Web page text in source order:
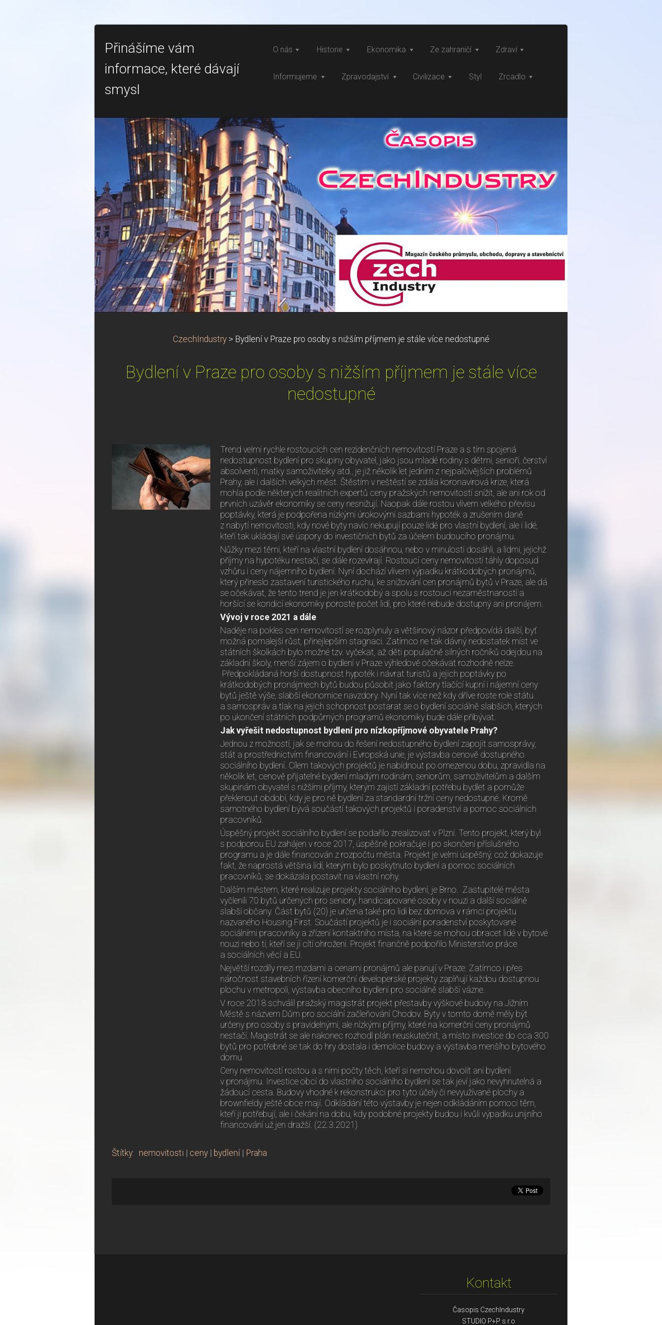
Přinášíme vám
informace, které dávají
smysl
O nás Historie Ekonomika Ze zahraničí Zdraví
Informujeme Zpravodajství Civilizace Styl Zrcadlo
CzechIndustry > Bydlení v Praze pro osoby s nižším příjmem je stále více nedostupné
Bydlení v Praze pro osoby s nižším příjmem je stále více
nedostupné
Trend velmi rychle rostoucích cen rezidenčních nemovitostí Praze a s tím spojená
nedostupnost bydlení pro skupiny obyvatel, jako jsou mladé rodiny s dětmi, senioři, čerství
absolventi, matky samoživitelky atd., je již několik let jedním z nejpalčivějších problémů
Prahy, ale i dalších velkých měst. Štěstím v neštěstí se zdála koronavirová krize, která
mohla podle některých realitních expertů ceny pražských nemovitostí snížit, ale ani rok od
prvních uzávěr ekonomiky se ceny nesnižují. Naopak dále rostou vlivem velkého převisu
poptávky, která je podpořena nízkými úrokovými sazbami hypoték a zrušením daně
z nabytí nemovitosti, kdy nové byty navíc nekupují pouze lidé pro vlastní bydlení, ale i lidé,
kteří tak ukládají své úspory do investičních bytů za účelem budoucího pronájmu.
Nůžky mezi těmi, kteří na vlastní bydlení dosáhnou, nebo v minulosti dosáhli, a lidmi, jejichž
příjmy na hypotéku nestačí, se dále rozevírají. Rostoucí ceny nemovitostí táhly doposud
vzhůru i ceny nájemního bydlení. Nyní dochází vlivem výpadku krátkodobých pronájmů,
který přineslo zastavení turistického ruchu, ke snižování cen pronájmů bytů v Praze, ale dá
se očekávat, že tento trend je jen krátkodobý a spolu s rostoucí nezaměstnaností a
horšící se kondicí ekonomiky poroste počet lidí, pro které nebude dostupný ani pronájem.
Vývoj v roce 2021 a dále
Naděje na pokles cen nemovitostí se rozplynuly a většinový názor předpovídá další, byť
možná pomalejší růst, přinejlepším stagnaci. Zatímco ne tak dávný nedostatek míst ve
státních školkách bylo možné tzv. vyčekat, až děti populačně silných ročníků odejdou na
základní školy, menší zájem o bydlení v Praze výhledově očekávat rozhodně nelze.
Předpokládaná horší dostupnost hypoték i návrat turistů a jejich poptávky po
krátkodobých pronájmech bytů budou působit jako faktory tlačící kupní i nájemní ceny
bytů ještě výše, slabší ekonomice navzdory. Nyní tak více než kdy dříve roste role státu
a samospráv a tlak na jejich schopnost postarat se o bydlení sociálně slabších, kterých
po ukončení státních podpůrných programů ekonomiky bude dále přibývat.
Jak vyřešit nedostupnost bydlení pro nízkopříjmové obyvatele Prahy?
Jednou z možností, jak se mohou do řešení nedostupného bydlení zapojit samosprávy,
stát a prostřednictvím financování i Evropská unie, je výstavba cenově dostupného
sociálního bydlení. Cílem takových projektů je nabídnout po omezenou dobu, zpravidla na
několik let, cenově přijatelné bydlení mladým rodinám, seniorům, samoživitelům a dalším
skupinám obyvatel s nižšími příjmy, kterým zajistí základní potřebu bydlet a pomůže
překlenout období, kdy je pro ně bydlení za standardní tržní ceny nedostupné. Kromě
samotného bydlení bývá součástí takových projektů i poradenství a pomoc sociálních
pracovníků.
Úspěšný projekt sociálního bydlení se podařilo zrealizovat v Plzni. Tento projekt, který byl
s podporou EU zahájen v roce 2017, úspěšně pokračuje i po skončení příslušného
programu a je dále financován z rozpočtu města. Projekt je velmi úspěšný, což dokazuje
fakt, že naprostá většina lidí, kterým bylo poskytnuto bydlení a pomoc sociálních
pracovníků, se dokázala postavit na vlastní nohy.
Dalším městem, které realizuje projekty sociálního bydlení, je Brno. Zastupitelé města
vyčlenili 70 bytů určených pro seniory, handicapované osoby v nouzi a další sociálně
slabší občany. Část bytů (20) je určena také pro lidi bez domova v rámci projektu
nazvaného Housing First. Součástí projektů je i sociální poradenství poskytované
sociálními pracovníky a zřízení kontaktního místa, na které se mohou obracet lidé v bytové
nouzi nebo ti, kteří se jí cítí ohroženi. Projekt finančně podpořilo Ministerstvo práce
a sociálních věcí a EU.
Největší rozdíly mezi mzdami a cenami pronájmů ale panují v Praze. Zatímco i přes
náročnost stavebních řízení komerční developerské projekty zaplňují každou dostupnou
plochu v metropoli, výstavba obecního bydlení pro sociálně slabší vázne.
V roce 2018 schválil pražský magistrát projekt přestavby výškové budovy na Jižním
Městě s názvem Dům pro sociální začleňování Chodov. Byty v tomto domě měly být
určeny pro osoby s pravidelnými, ale nízkými příjmy, které na komerční ceny pronájmů
nestačí. Magistrát se ale nakonec rozhodl plán neuskutečnit, a místo investice do cca 300
bytů pro potřebné se tak do hry dostala i demolice budovy a výstavba menšího bytového
domu.
Ceny nemovitostí rostou a s nimi počty těch, kteří si nemohou dovolit ani bydlení
v pronájmu. Investice obcí do vlastního sociálního bydlení se tak jeví jako nevyhnutelná a
žádoucí cesta. Budovy vhodné k rekonstrukci pro tyto účely či nevyužívané plochy a
brownfieldy ještě obce mají. Odkládání této výstavby je nejen odkládáním pomoci těm,
kteří ji potřebují, ale i čekání na dobu, kdy podobné projekty budou i kvůli výpadku unijního
financování už jen dražší. (22.3.2021)
Štítky: nemovitosti ceny bydlení Praha
Kontakt
Časopis CzechIndustry
STUDIO P+P s.r.o